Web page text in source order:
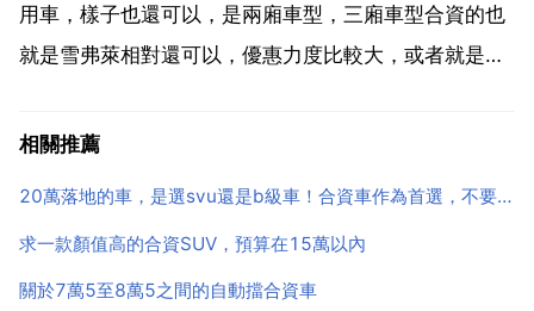
用車，樣子也還可以，是兩廂車型，三廂車型合資的也
就是雪弗萊相對還可以，優惠力度比較大，或者就是大
起亞的亦跑也還行。雪佛蘭科沃茲，優惠後的 是6.19
相關推薦
20萬落地的車，是選svu還是b級車！合資車作為首選，不要日系的！正常路段的！有經驗的老師給
求一款顏值高的合資SUV，預算在15萬以內
關於7萬5至8萬5之間的自動擋合資車